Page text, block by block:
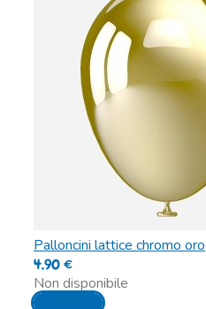
Palloncini lattice chromo oro
4,90€
Non disponibile
Leggi tutto